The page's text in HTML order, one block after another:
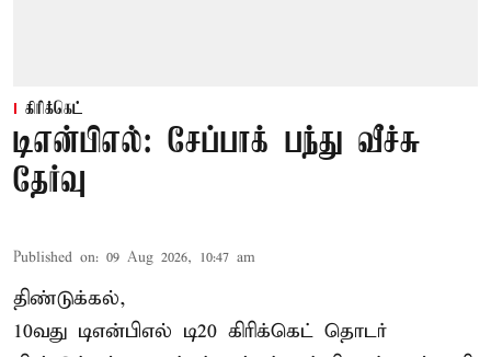
கிரிக்கெட்
டிஎன்பிஎல்: சேப்பாக் பந்து வீச்சு
தேர்வு
Published on: 09 Aug 2026, 10:47 am
திண்டுக்கல்,
10வது டிஎன்பிஎல் டி20 கிரிக்கெட் தொடர்